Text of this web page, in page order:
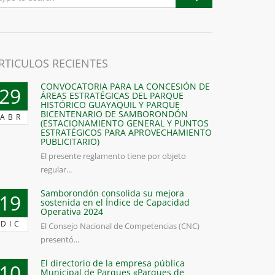
RECIENTES
ABR
CONVOCATORIA PARA LA CONCESIÓN DE
ÁREAS ESTRATÉGICAS DEL PARQUE
HISTÓRICO GUAYAQUIL Y PARQUE
BICENTENARIO DE SAMBORONDÓN
(ESTACIONAMIENTO GENERAL Y PUNTOS
ESTRATÉGICOS PARA APROVECHAMIENTO
PUBLICITARIO)
El presente reglamento tiene por objeto
regular...
DIC
Samborondón consolida su mejora
sostenida en el Índice de Capacidad
Operativa 2024
El Consejo Nacional de Competencias (CNC)
presentó...
El directorio de la empresa pública
Municipal de Parques «Parques de